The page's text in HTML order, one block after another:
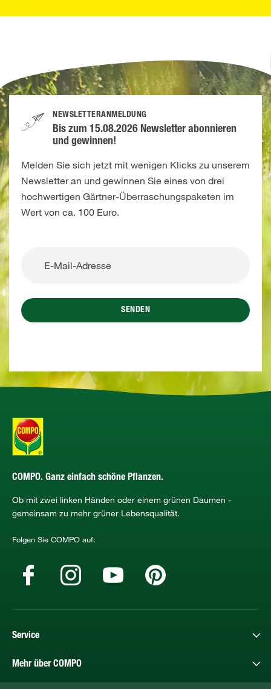
NEWSLETTERANMELDUNG
Bis zum 15.08.2026 Newsletter abonnieren
und gewinnen!
Melden Sie sich jetzt mit wenigen Klicks zu unserem
Newsletter an und gewinnen Sie eines von drei
hochwertigen Gärtner-Überraschungspaketen im
Wert von ca. 100 Euro.
SENDEN
COMPO. Ganz einfach schöne Pflanzen.
Ob mit zwei linken Händen oder einem grünen Daumen -
gemeinsam zu mehr grüner Lebensqualität.
Folgen Sie COMPO auf:
Service
Mehr über COMPO